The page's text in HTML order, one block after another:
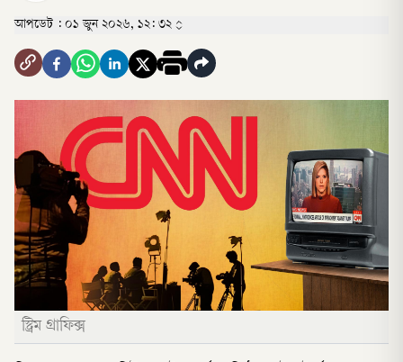
আপডেট : ০১ জুন ২০২৬, ১২: ৩২
স্ট্রিম গ্রাফিক্স